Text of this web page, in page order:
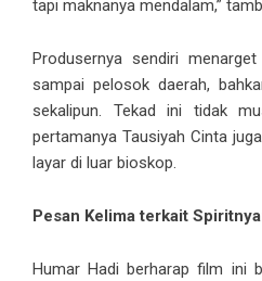
tapi maknanya mendalam,”
Produsernya sendiri
sampai pelosok daerah,
sekalipun. Tekad ini tidak
pertamanya Tausiyah Cinta
layar di luar bioskop.
Pesan Kelima terkait
Humar Hadi berharap film ini